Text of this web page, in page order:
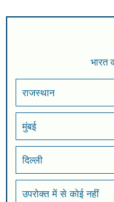
भारत
राजस्थान
मुंबई
दिल्ली
उपरोक्त में से कोई नहीं